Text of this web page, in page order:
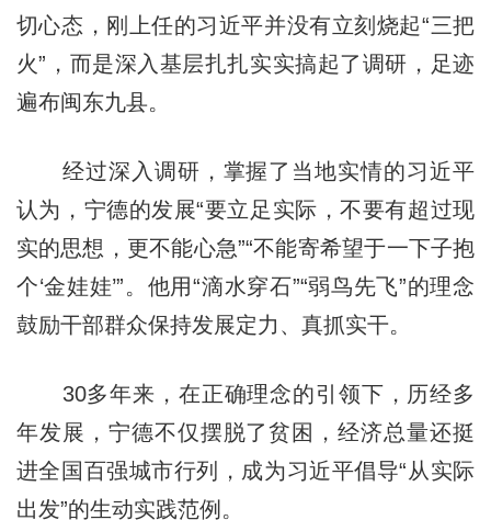
切心态，刚上任的习近平并没有立刻烧起“三把
火”，而是深入基层扎扎实实搞起了调研，足迹
遍布闽东九县。
经过深入调研，掌握了当地实情的习近平
认为，宁德的发展“要立足实际，不要有超过现
实的思想，更不能心急”“不能寄希望于一下子抱
个‘金娃娃’”。他用“滴水穿石”“弱鸟先飞”的理念
鼓励干部群众保持发展定力、真抓实干。
30多年来，在正确理念的引领下，历经多
年发展，宁德不仅摆脱了贫困，经济总量还挺
进全国百强城市行列，成为习近平倡导“从实际
出发”的生动实践范例。